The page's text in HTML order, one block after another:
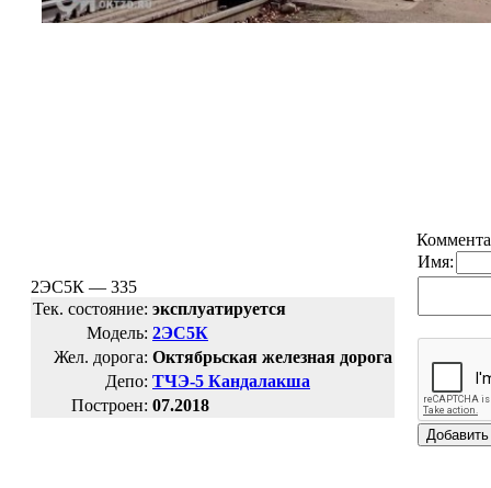
2ЭС5К — 335
Тек. состояние: эксплуатируется
Модель: 2ЭС5К
Жел. дорога: Октябрьская железная дорога
Депо: ТЧЭ-5 Кандалакша
Построен: 07.2018
Имя: